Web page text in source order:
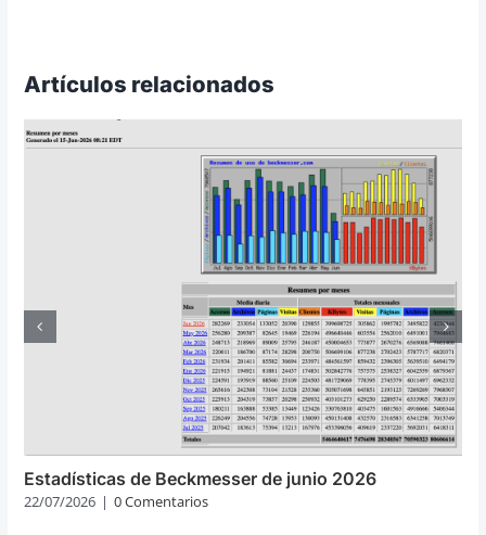
Artículos relacionados
Estadísticas de Beckmesser de junio 2026
22/07/2026 | 0 Comentarios